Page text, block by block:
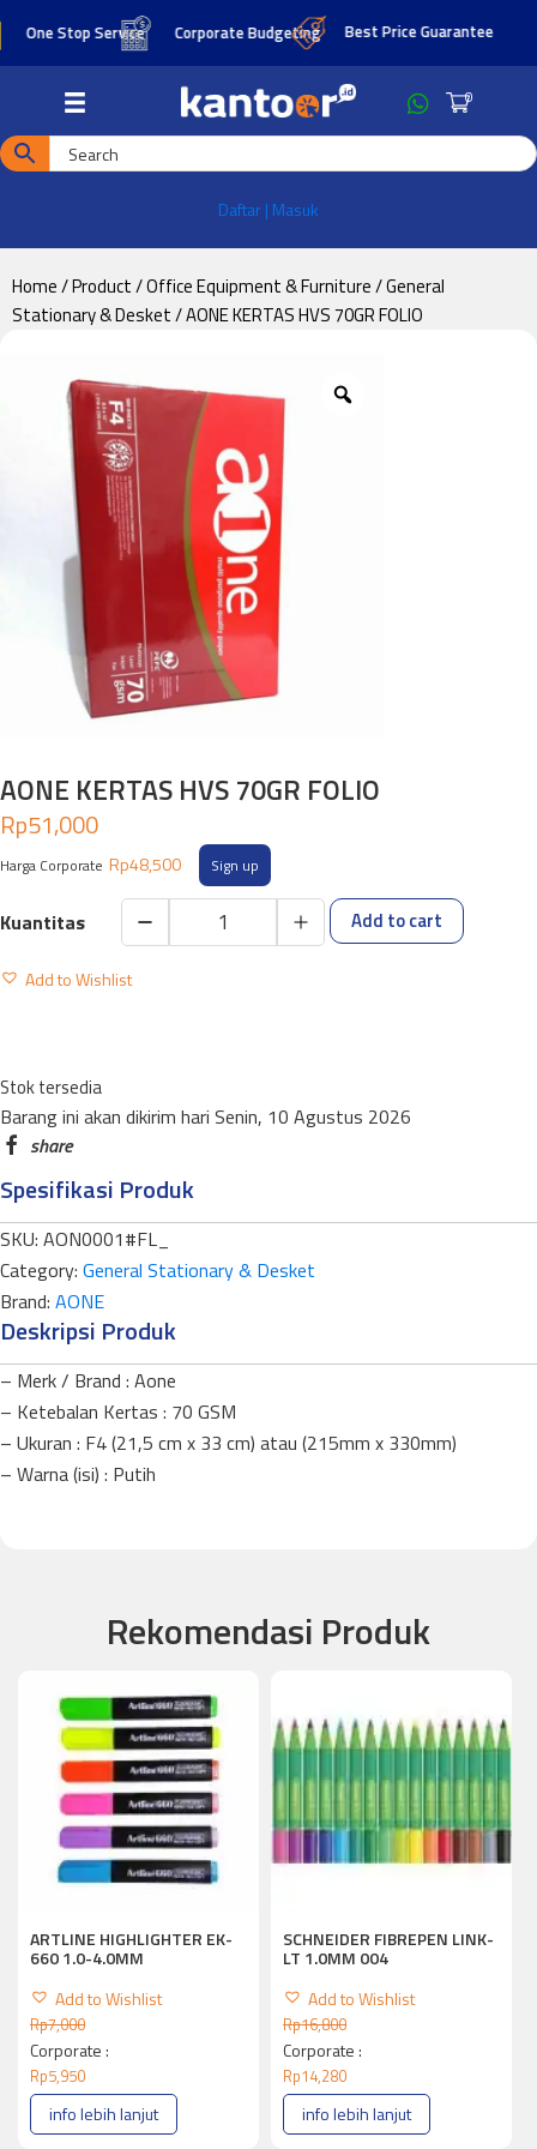
Skip
to
content
Skip
to
One Stop Service Corporate Budgeting Best Price Guarantee
0
Daftar | Masuk
Home/Product/Office Equipment & Furniture/General
Stationary & Desket/ AONE KERTAS HVS 70GR FOLIO
AONE KERTAS HVS 70GR FOLIO
Stok tersedia
Rp51,000
Harga Corporate Rp48,500 Sign up
AONE
KERTAS
quantity
Add to cart
Add to Wishlist
Barang ini akan dikirim hari Senin, 10 Agustus 2026
Spesifikasi Produk
SKU: AON0001#FL_
Category: General Stationary & Desket
Brand: AONE
Deskripsi Produk
– Merk / Brand : Aone
– Ketebalan Kertas : 70 GSM
– Ukuran : F4 (21,5 cm x 33 cm) atau (215mm x 330mm)
– Warna (isi) : Putih
Rekomendasi Produk
ARTLINE HIGHLIGHTER EK-
660 1.0-4.0MM
Add to Wishlist
Rp7,000
Corporate :
Rp5,950
info lebih lanjut
SCHNEIDER FIBREPEN LINK-
LT 1.0MM 004
Add to Wishlist
Rp16,800
Corporate :
Rp14,280
info lebih lanjut